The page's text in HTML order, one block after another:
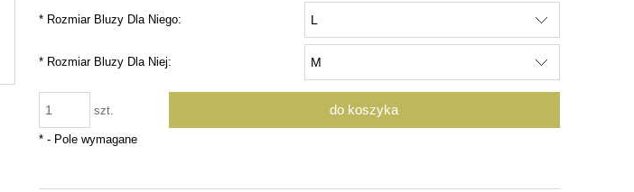
*Rozmiar Bluzy Dla Niego:
*Rozmiar Bluzy Dla Niej:
szt. do koszyka
*- Pole wymagane